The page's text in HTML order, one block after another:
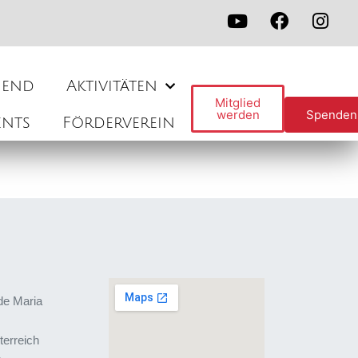
Aktivitäten
Förderverein
Mitglied
werden Spenden
Maria